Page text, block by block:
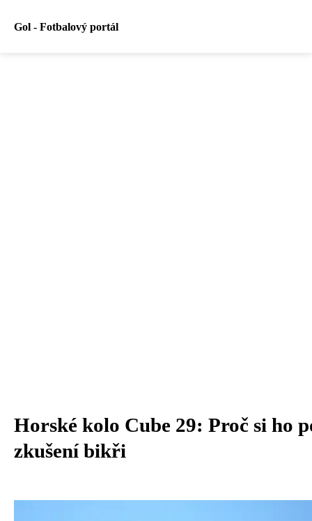
Gol - Fotbalový portál
Horské kolo Cube 29: Proč si ho
zkušení bikři